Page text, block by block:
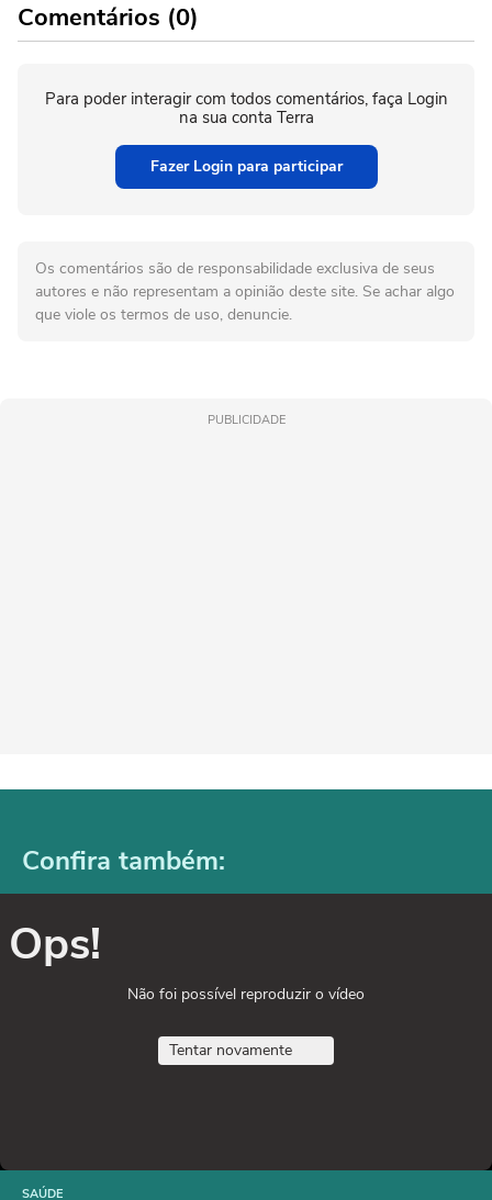
Comentários (0)
Para poder interagir com todos comentários, faça Login
na sua conta Terra
Fazer Login para participar
Os comentários são de responsabilidade exclusiva de seus
autores e não representam a opinião deste site. Se achar algo
que viole os termos de uso, denuncie.
PUBLICIDADE
Confira também:
Ops!
Não foi possível reproduzir o vídeo
Tentar novamente
SAÚDE